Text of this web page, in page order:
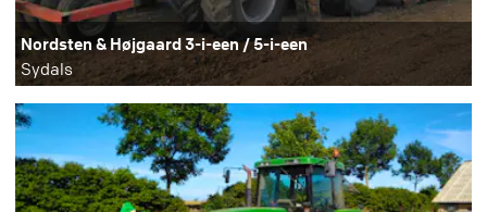
Nordsten & Højgaard 3-i-een / 5-i-een
Sydals